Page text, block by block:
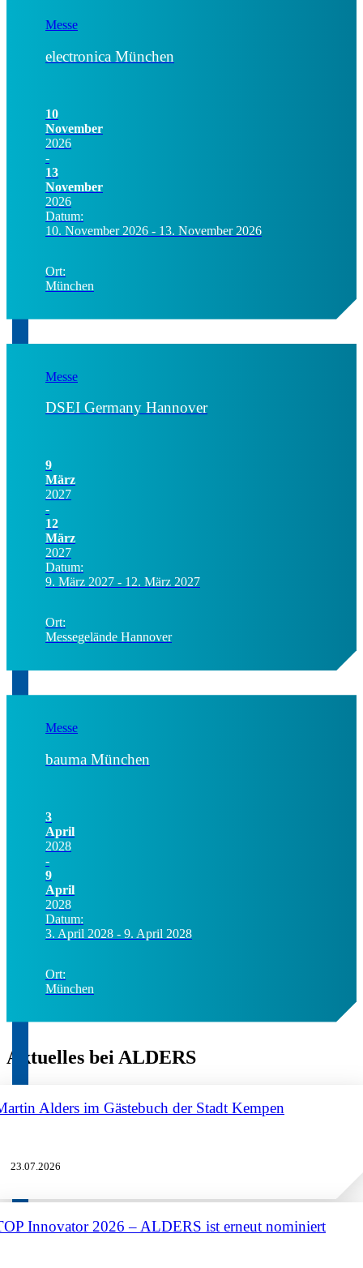
Messe
electronica München
10
November
2026
-
13
November
2026
Datum:
10. November 2026 - 13. November 2026
Ort:
München
Messe
DSEI Germany Hannover
9
März
2027
-
12
März
2027
Datum:
9. März 2027 - 12. März 2027
Ort:
Messegelände Hannover
Messe
bauma München
3
April
2028
-
9
April
2028
Datum:
3. April 2028 - 9. April 2028
Ort:
München
Aktuelles bei ALDERS
Alders im Gästebuch der Stadt Kempen
23.07.2026
Innovator 2026 – ALDERS ist erneut nominiert